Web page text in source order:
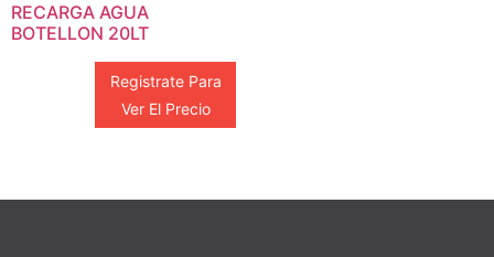
RECARGA AGUA
BOTELLON 20LT
Registrate Para
Ver El Precio